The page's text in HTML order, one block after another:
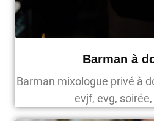
Barman à
Barman mixologue privé à
evjf, evg,